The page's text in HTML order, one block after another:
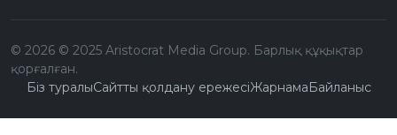
© 2026 © 2025 Aristocrat Media Group. Барлық құқықтар
қорғалған.
Біз туралыСайтты қолдану ережесіЖарнама Байланыс